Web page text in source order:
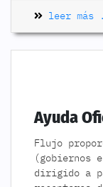
leer más
Ayuda
Flujo
(gobiernos
dirigido a